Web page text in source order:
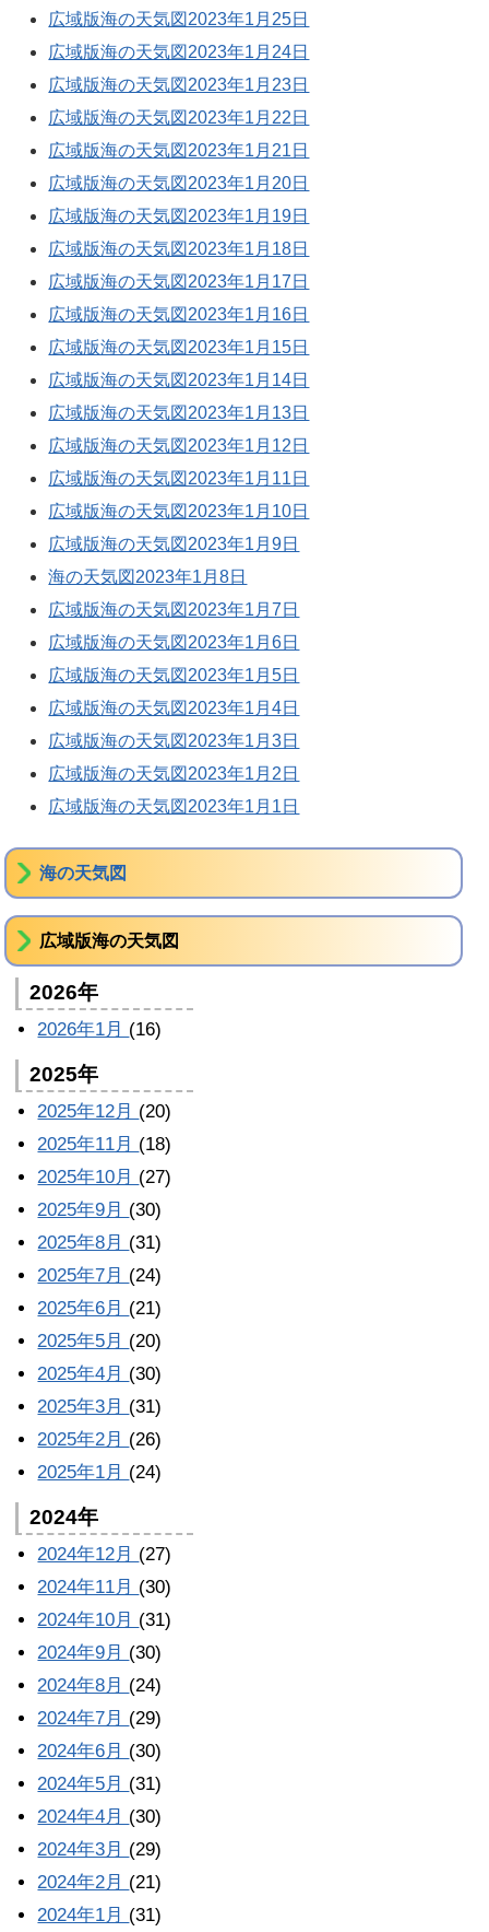
広域版海の天気図2023年1月25日
広域版海の天気図2023年1月24日
広域版海の天気図2023年1月23日
広域版海の天気図2023年1月22日
広域版海の天気図2023年1月21日
広域版海の天気図2023年1月20日
広域版海の天気図2023年1月19日
広域版海の天気図2023年1月18日
広域版海の天気図2023年1月17日
広域版海の天気図2023年1月16日
広域版海の天気図2023年1月15日
広域版海の天気図2023年1月14日
広域版海の天気図2023年1月13日
広域版海の天気図2023年1月12日
広域版海の天気図2023年1月11日
広域版海の天気図2023年1月10日
広域版海の天気図2023年1月9日
海の天気図2023年1月8日
広域版海の天気図2023年1月7日
広域版海の天気図2023年1月6日
広域版海の天気図2023年1月5日
広域版海の天気図2023年1月4日
広域版海の天気図2023年1月3日
広域版海の天気図2023年1月2日
広域版海の天気図2023年1月1日
海の天気図
広域版海の天気図
2026年
2026年1月 (16)
2025年
2025年12月 (20)
2025年11月 (18)
2025年10月 (27)
2025年9月 (30)
2025年8月 (31)
2025年7月 (24)
2025年6月 (21)
2025年5月 (20)
2025年4月 (30)
2025年3月 (31)
2025年2月 (26)
2025年1月 (24)
2024年
2024年12月 (27)
2024年11月 (30)
2024年10月 (31)
2024年9月 (30)
2024年8月 (24)
2024年7月 (29)
2024年6月 (30)
2024年5月 (31)
2024年4月 (30)
2024年3月 (29)
2024年2月 (21)
2024年1月 (31)